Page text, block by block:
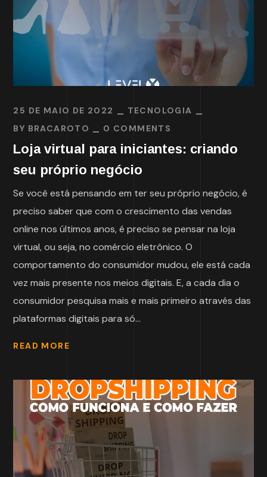
25 DE MAIO DE 2022
TECNOLOGIA
BY BRACAROTO 0 COMMENTS
Loja virtual para iniciantes: criando
seu próprio negócio
Se você está pensando em ter seu próprio negócio, é
preciso saber que com o crescimento das vendas
online nos últimos anos, é preciso se pensar na loja
virtual, ou seja, no comércio eletrônico. O
comportamento do consumidor mudou, ele está cada
vez mais presente nos meios digitais. E, a cada dia o
consumidor pesquisa mais e mais primeiro através das
plataformas digitais para só...
READ MORE